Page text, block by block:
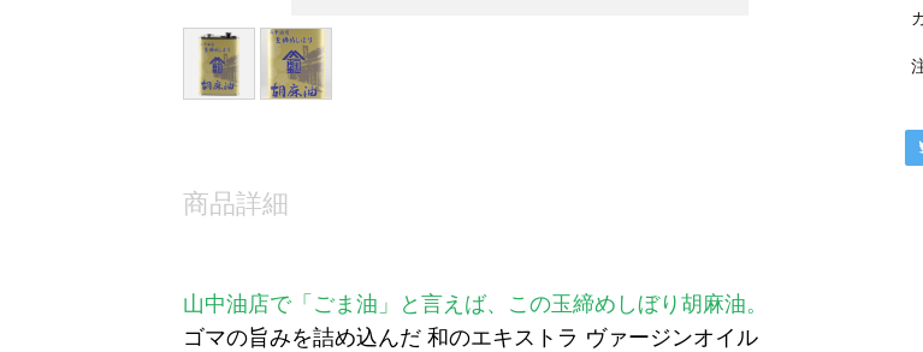
商品詳細
山中油店で「ごま油」と言えば、この玉締めしぼり胡麻油。
ゴマの旨みを詰め込んだ 和のエキストラ ヴァージンオイル